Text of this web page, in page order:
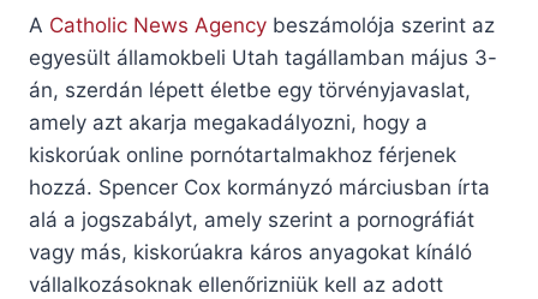
A Catholic News Agency beszámolója szerint az
egyesült államokbeli Utah tagállamban május 3-
án, szerdán lépett életbe egy törvényjavaslat,
amely azt akarja megakadályozni, hogy a
kiskorúak online pornótartalmakhoz férjenek
hozzá. Spencer Cox kormányzó márciusban írta
alá a jogszabályt, amely szerint a pornográfiát
vagy más, kiskorúakra káros anyagokat kínáló
vállalkozásoknak ellenőrizniük kell az adott